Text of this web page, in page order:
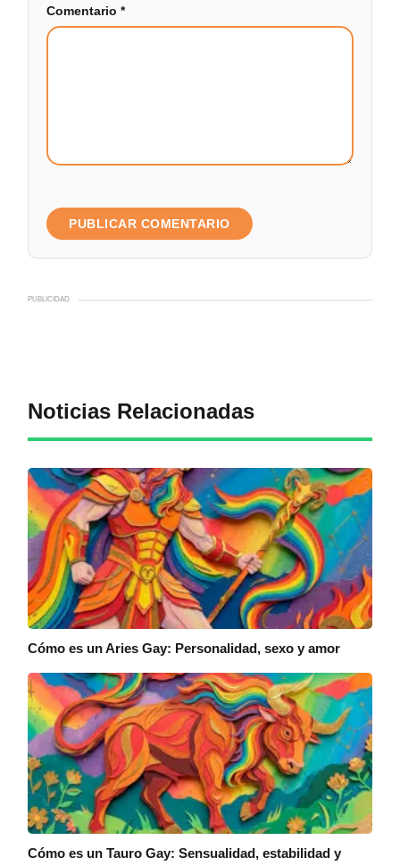
Comentario*
PUBLICIDAD
Noticias Relacionadas
Cómo es un Aries Gay: Personalidad, sexo y amor
Cómo es un Tauro Gay: Sensualidad, estabilidad y